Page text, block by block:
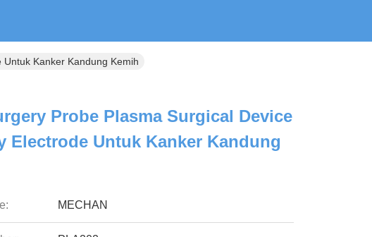
Kanker Kandung Kemih
Probe Plasma Surgical Device
Electrode Untuk Kanker Kandung
MECHAN